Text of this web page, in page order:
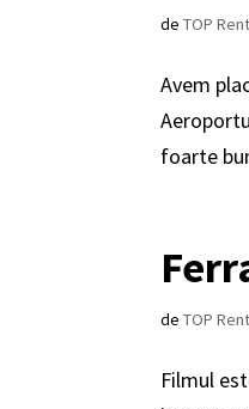
deTOP
Avem
foarte
deTOP
Filmul